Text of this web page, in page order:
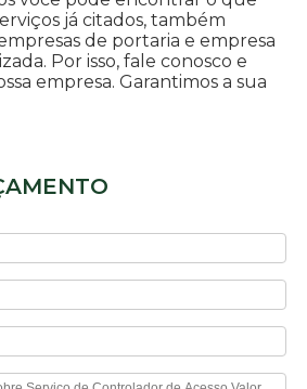
já citados, também
de portaria e empresa
Por isso, fale conosco e
empresa. Garantimos a sua